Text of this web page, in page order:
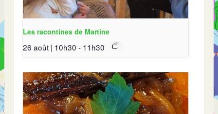
Les racontines de Martine
26 août | 10h30 - 11h30